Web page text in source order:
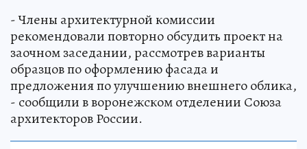
- Члены архитектурной комиссии
рекомендовали повторно обсудить проект на
заочном заседании, рассмотрев варианты
образцов по оформлению фасада и
предложения по улучшению внешнего облика,
- сообщили в воронежском отделении Союза
архитекторов России.